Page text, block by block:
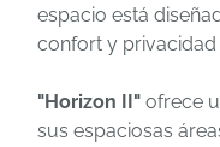
espacio está
confort y privacidad
"Horizon II" ofrece
sus espaciosas